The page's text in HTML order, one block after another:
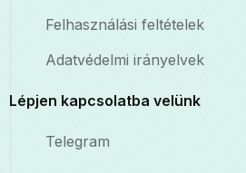
Felhasználási feltételek
Adatvédelmi irányelvek
Lépjen kapcsolatba velünk
Telegram